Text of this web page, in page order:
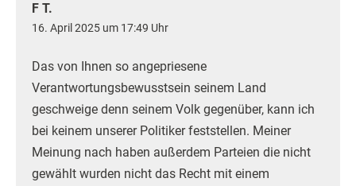
F T.
16. April 2025 um 17:49 Uhr
Das von Ihnen so angepriesene
Verantwortungsbewusstsein seinem Land
geschweige denn seinem Volk gegenüber, kann ich
bei keinem unserer Politiker feststellen. Meiner
Meinung nach haben außerdem Parteien die nicht
gewählt wurden nicht das Recht mit einem